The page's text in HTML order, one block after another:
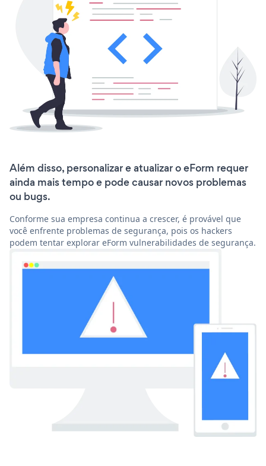
Além disso, personalizar e atualizar o eForm requer
ainda mais tempo e pode causar novos problemas
ou bugs.
Conforme sua empresa continua a crescer, é provável que
você enfrente problemas de segurança, pois os hackers
podem tentar explorar eForm vulnerabilidades de segurança.